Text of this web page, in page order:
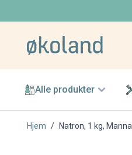
Alle produkter
Hjem / Natron, 1 kg, Manna